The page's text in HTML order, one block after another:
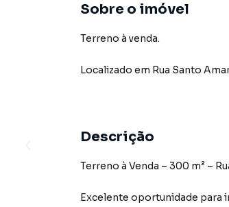
Sobre o imóvel
Terreno à venda.
Localizado em Rua Santo
Descrição
Terreno à Venda – 300 m² –
Excelente oportunidade para